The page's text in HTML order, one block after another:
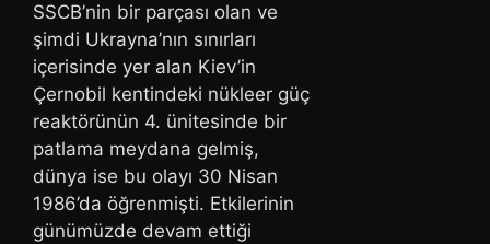
SSCB’nin bir parçası olan ve
şimdi Ukrayna’nın sınırları
içerisinde yer alan Kiev’in
Çernobil kentindeki nükleer güç
reaktörünün 4. ünitesinde bir
patlama meydana gelmiş,
dünya ise bu olayı 30 Nisan
1986’da öğrenmişti. Etkilerinin
günümüzde devam ettiği